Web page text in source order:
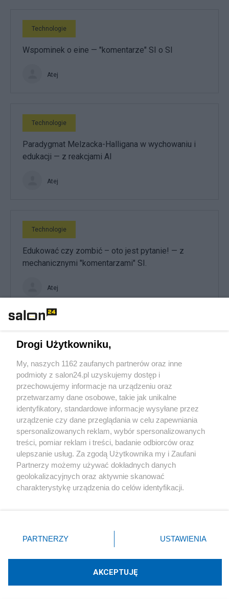
Technologie
Wspominek o eine — "komentarze" SI o SI
Atej
Technologie
Paradygmat Melzacka-Halligana w wychowaniu i
edukacji — z reakcjami AI
Atej
Technologie
Edukować czy zombić – oto jest pytanie! — z
mechanicznymi "komentarzami" SI.
Atej
SI
Atej
Komentarze
POKAŻ KOMENTARZE (4)
#Cyfryzacja
Drogi Użytkowniku,
My, naszych 1162 zaufanych partnerów oraz inne
podmioty z salon24.pl uzyskujemy dostęp i
przechowujemy informacje na urządzeniu oraz
przetwarzamy dane osobowe, takie jak unikalne
identyfikatory, standardowe informacje wysyłane przez
urządzenie czy dane przeglądania w celu zapewniania
spersonalizowanych reklam, wybór spersonalizowanych
treści, pomiar reklam i treści, badanie odbiorców oraz
ulepszanie usług. Za zgodą Użytkownika my i Zaufani
Partnerzy możemy używać dokładnych danych
geolokalizacyjnych oraz aktywnie skanować
charakterystykę urządzenia do celów identyfikacji.
zmienić/wycofać klikając przycisk ustawień prywatności
znajdujący się w lewym dolnym rogu strony
rodzaje przetwarzania danych nie wymagają zgody
użytkownika, ale masz prawo sprzeciwić się takiemu
PARTNERZY USTAWIENIA
AKCEPTUJĘ